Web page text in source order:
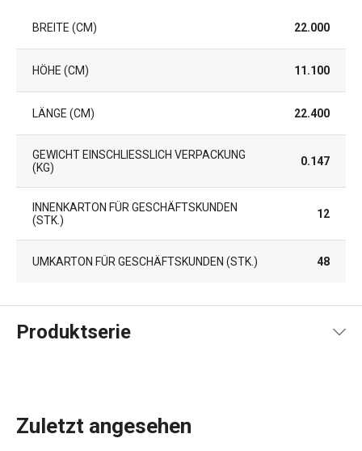
BREITE (CM) 22.000
HÖHE (CM) 11.100
LÄNGE (CM) 22.400
GEWICHT EINSCHLIESSLICH VERPACKUNG (
KG)
0.147
INNENKARTON FÜR GESCHÄFTSKUNDEN
(STK.)
12
UMKARTON FÜR GESCHÄFTSKUNDEN (STK.) 48
Produktserie
Zuletzt angesehen